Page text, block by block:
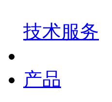
技术服务
产品